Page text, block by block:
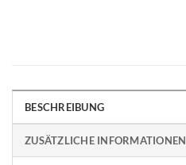
BESCHREIBUNG
ZUSÄTZLICHE INFORMATIONEN